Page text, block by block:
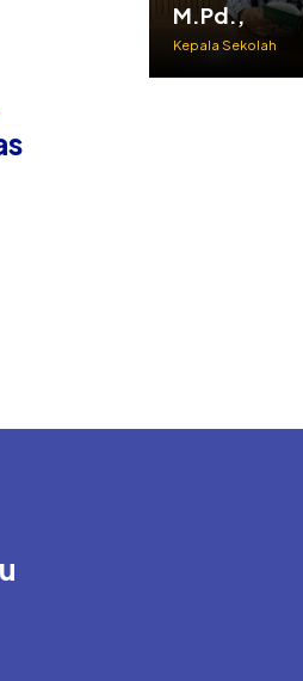
M.Pd.,
Kepala Sekolah